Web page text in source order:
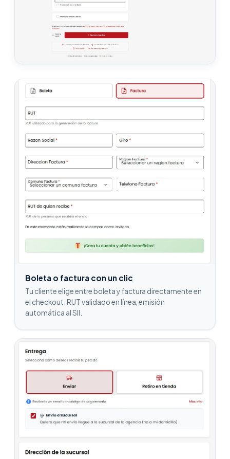
Boleta o factura con un clic
Tu cliente elige entre boleta y factura directamente en
el checkout. RUT validado en línea, emisión
automática al SII.